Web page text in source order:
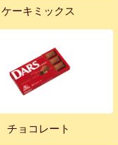
ケーキミックス
チョコレート